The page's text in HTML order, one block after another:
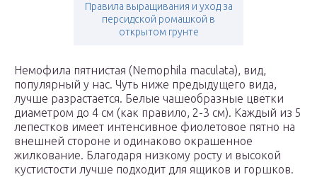
Правила выращивания и уход за
персидской ромашкой в
открытом грунте
Немофила пятнистая (Nemophila maculata), вид,
популярный у нас. Чуть ниже предыдущего вида,
лучше разрастается. Белые чашеобразные цветки
диаметром до 4 см (как правило, 2-3 см). Каждый из 5
лепестков имеет интенсивное фиолетовое пятно на
внешней стороне и одинаково окрашенное
жилкование. Благодаря низкому росту и высокой
кустистости лучше подходит для ящиков и горшков.